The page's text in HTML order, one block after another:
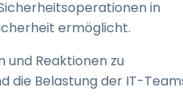
in
ermöglicht.
und Reaktionen zu
die Belastung der IT-